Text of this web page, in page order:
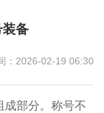
装备
：2026-02-19 06:30
成部分。称号不